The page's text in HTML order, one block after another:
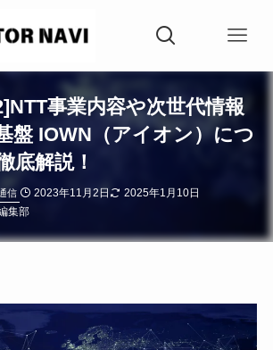
事業内容や次世代情報
盤 IOWN（アイオン）につ
底解説！
信 2023年11月2日
2025年1月10日
集部